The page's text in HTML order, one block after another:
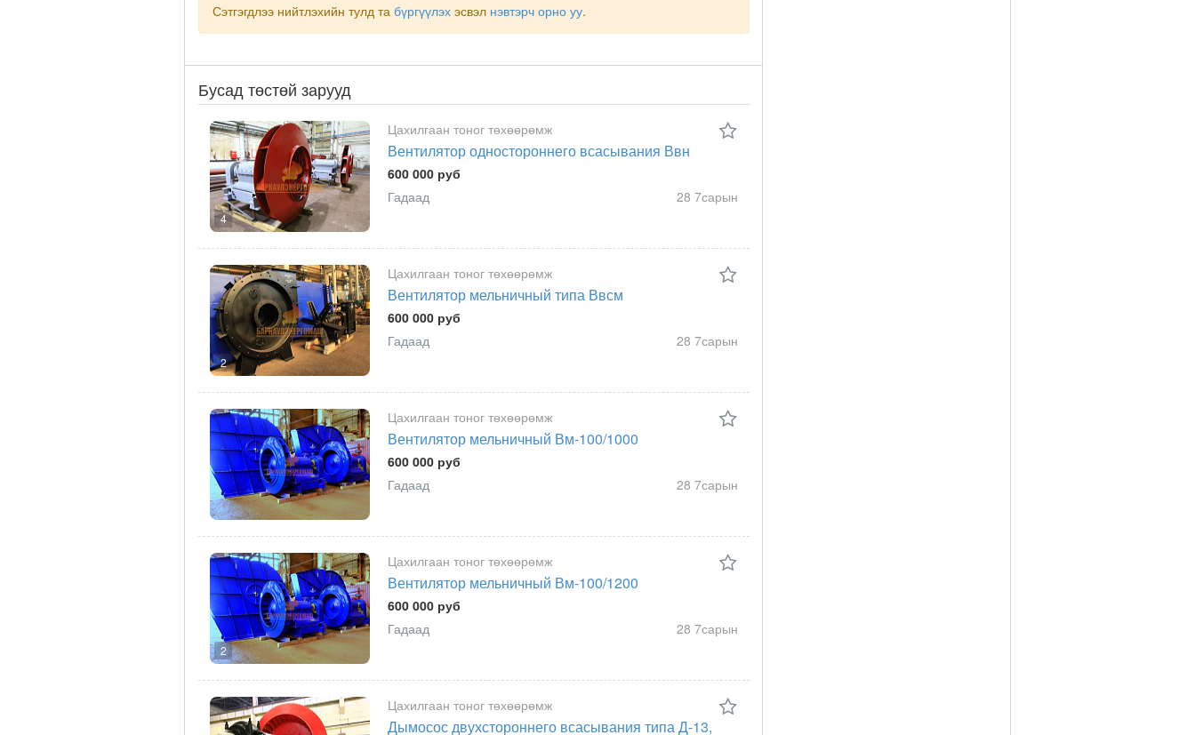
Сэтгэгдлээ нийтлэхийн тулд та бүргүүлэх эсвэл нэвтэрч орно уу.
Бусад төстөй зарууд
4
Цахилгаан тоног төхөөрөмж
Вентилятор одностороннего всасывания Ввн
600 000 руб
Гадаад
28 7сарын
2
Цахилгаан тоног төхөөрөмж
Вентилятор мельничный типа Ввсм
600 000 руб
Гадаад
28 7сарын
Цахилгаан тоног төхөөрөмж
Вентилятор мельничный Вм-100/1000
600 000 руб
Гадаад
28 7сарын
2
Цахилгаан тоног төхөөрөмж
Вентилятор мельничный Вм-100/1200
600 000 руб
Гадаад
28 7сарын
Цахилгаан тоног төхөөрөмж
Дымосос двухстороннего всасывания типа Д-13,